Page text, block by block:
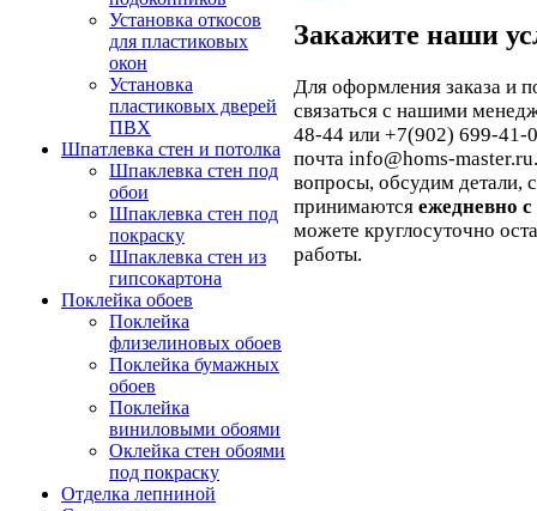
Установка откосов
для пластиковых
окон
Установка
пластиковых дверей
ПВХ
Шпатлевка стен и потолка
Шпаклевка стен под
обои
Шпаклевка стен под
покраску
Шпаклевка стен из
гипсокартона
Поклейка обоев
Поклейка
флизелиновых обоев
Поклейка бумажных
обоев
Поклейка
виниловыми обоями
Оклейка стен обоями
под покраску
Отделка лепниной
Закажите наши
Для оформления заказа и
связаться с нашими
48-44 или +7(902) 699-41-
почта info@homs-
вопросы, обсудим детали,
принимаются ежедневно
можете круглосуточно
работы.